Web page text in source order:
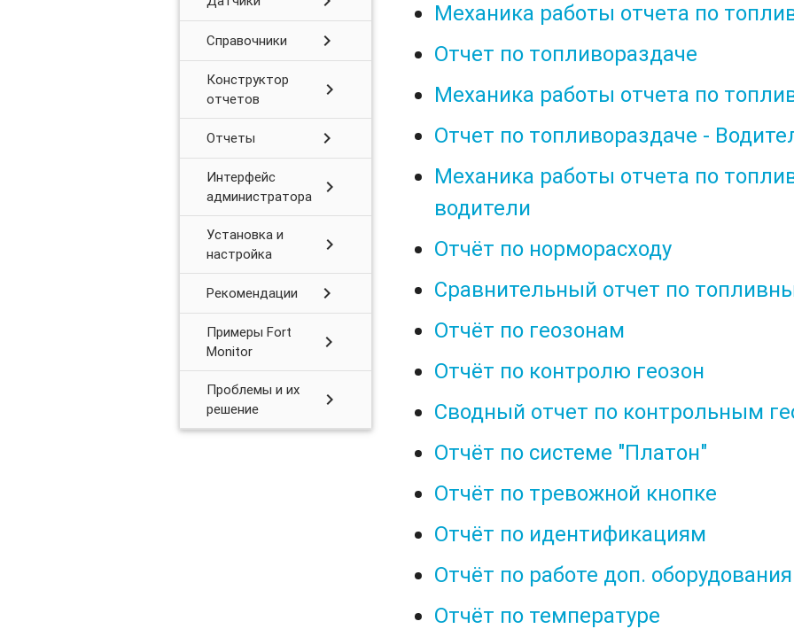
Справочники chevron_right
Конструктор
отчетов
chevron_right
Отчеты chevron_right
Интерфейс
администратора
chevron_right
Установка и
настройка
chevron_right
Рекомендации chevron_right
Примеры Fort
Monitor
chevron_right
Проблемы и их
решение
chevron_right
Механика работы отчета по
Отчет по топливораздаче
Механика работы отчета по
Отчет по топливораздаче -
Механика работы отчета по
водители
Отчёт по норморасходу
Сравнительный отчет по
Отчёт по геозонам
Отчёт по контролю геозон
Сводный отчет по контрольным
Отчёт по системе "Платон"
Отчёт по тревожной кнопке
Отчёт по идентификациям
Отчёт по работе доп. оборудования
Отчёт по температуре